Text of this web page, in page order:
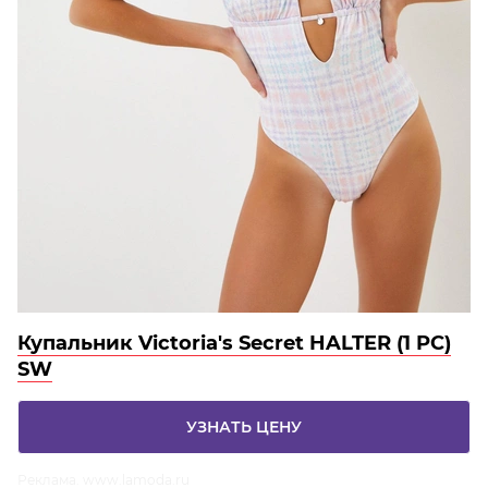
Купальник Victoria's Secret HALTER (1 PC)
SW
УЗНАТЬ ЦЕНУ